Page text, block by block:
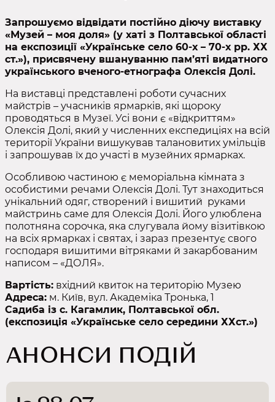
Запрошуємо відвідати постійно діючу виставку
«Музей – моя доля» (у хаті з Полтавської області
на експозиції «Українське село 60-х – 70-х рр. ХХ
ст.»), присвячену вшануванню пам’яті видатного
українського вченого-етнографа Олексія Долі.
На виставці представлені роботи сучасних
майстрів – учасників ярмарків, які щороку
проводяться в Музеї. Усі вони є «відкриттям»
Олексія Долі, який у численних експедиціях на всій
території України вишукував талановитих умільців
і запрошував їх до участі в музейних ярмарках.
Особливою частиною є меморіальна кімната з
особистими речами Олексія Долі. Тут знаходиться
унікальний одяг, створений і вишитий руками
майстринь саме для Олексія Долі. Його улюблена
полотняна сорочка, яка слугувала йому візитівкою
на всіх ярмарках і святах, і зараз презентує свого
господаря вишитими вітряками й закарбованим
написом – «ДОЛЯ».
Вартість: вхідний квиток на територію Музею
Адреса: м. Київ, вул. Академіка Тронька, 1
Садиба із с. Кагамлик, Полтавської обл.
(експозиція «Українське село середини ХХст.»)
АНОНСИ ПОДІЙ